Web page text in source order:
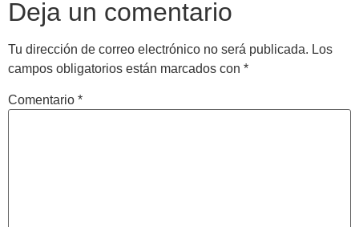
Deja un comentario
Tu dirección de correo electrónico no será publicada. Los
campos obligatorios están marcados con *
Comentario *